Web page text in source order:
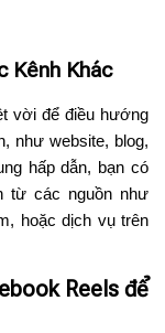
Kênh Khác
vời để điều hướng
như website, blog,
hấp dẫn, bạn có
từ các nguồn như
hoặc dịch vụ trên
Reels để